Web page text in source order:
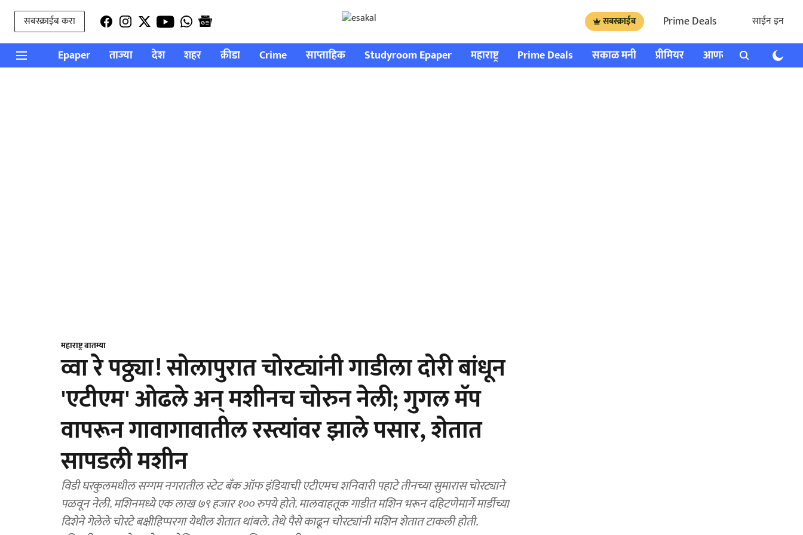
सबस्क्राईब करा सबस्क्राईब Prime Deals साईन इन
Epaper ताज्या देश शहर क्रीडा Crime साप्ताहिक Studyroom Epaper महाराष्ट्र Prime Deals सकाळ मनी प्रीमियर आणखी राशी भविष्य
महाराष्ट्र बातम्या
व्वा रे पठ्ठ्या! सोलापुरात चोरट्यांनी गाडीला दोरी बांधून
'एटीएम' ओढले अन्‌ मशीनच चोरुन नेली; गुगल मॅप
वापरून गावागावातील रस्त्यांवर झाले पसार, शेतात
सापडली मशीन
विडी घरकुलमधील सग्गम नगरातील स्टेट बॅंक ऑफ इंडियाची एटीएमच शनिवारी पहाटे तीनच्या सुमारास चोरट्याने
पळवून नेली. मशिनमध्ये एक लाख ७९ हजार १०० रुपये होते. मालवाहतूक गाडीत मशिन भरून दहिटणेमार्गे मार्डीच्या
दिशेने गेलेले चोरटे बक्षीहिप्परगा येथील शेतात थांबले. तेथे पैसे काढून चोरट्यांनी मशिन शेतात टाकली होती.